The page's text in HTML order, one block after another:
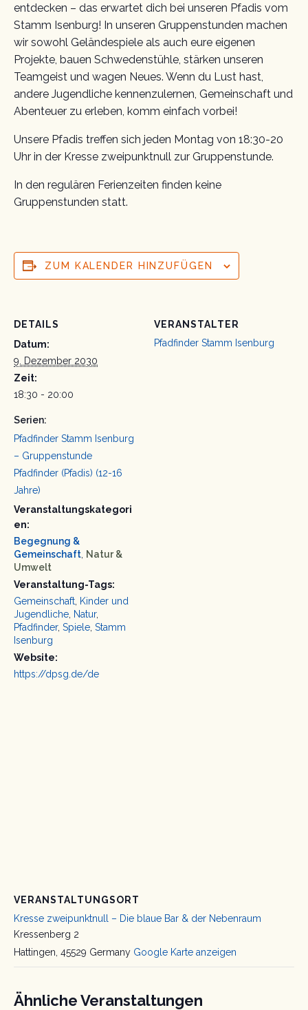
entdecken – das erwartet dich bei unseren Pfadis vom
Stamm Isenburg! In unseren Gruppenstunden machen
wir sowohl Geländespiele als auch eure eigenen
Projekte, bauen Schwedenstühle, stärken unseren
Teamgeist und wagen Neues. Wenn du Lust hast,
andere Jugendliche kennenzulernen, Gemeinschaft und
Abenteuer zu erleben, komm einfach vorbei!
Unsere Pfadis treffen sich jeden Montag von 18:30-20
Uhr in der Kresse zweipunktnull zur Gruppenstunde.
In den regulären Ferienzeiten finden keine
Gruppenstunden statt.
ZUM KALENDER HINZUFÜGEN
DETAILS
Datum:
9. Dezember 2030
Zeit:
18:30 - 20:00
Serien:
Pfadfinder Stamm Isenburg
– Gruppenstunde
Pfadfinder (Pfadis) (12-16
Jahre)
Veranstaltungskategori
en:
Begegnung &
Gemeinschaft Natur &
Umwelt
Veranstaltung-Tags:
Gemeinschaft Kinder und
Jugendliche Natur,
Pfadfinder, Spiele Stamm
Isenburg
Website:
https://dpsg.de/de
VERANSTALTER
Pfadfinder Stamm Isenburg
VERANSTALTUNGSORT
Kresse zweipunktnull – Die blaue Bar & der Nebenraum
Kressenberg 2
Hattingen 45529 Germany Google Karte anzeigen
Ähnliche Veranstaltungen